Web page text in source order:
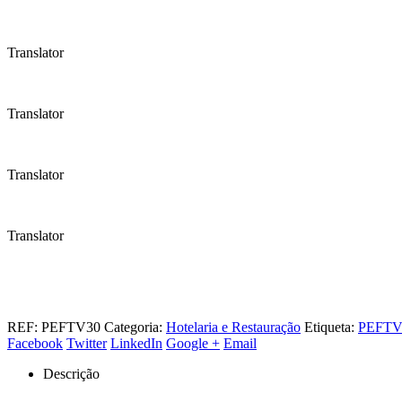
Translator
Translator
Translator
Translator
REF: PEFTV30 Categoria: Hotelaria e Restauração Etiqueta:
Facebook Twitter LinkedIn Google + Email
Descrição